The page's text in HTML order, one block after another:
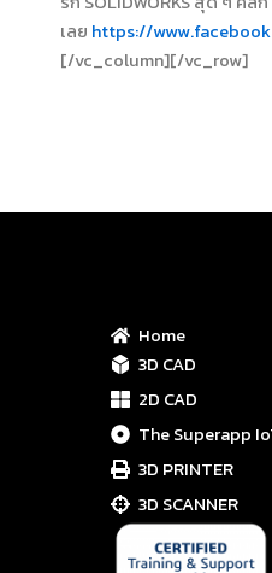
เลย https://
[/vc_column][/vc_row]
Home
3D CAD
2D CAD
The Superapp
3D PRINTER
3D SCANNER